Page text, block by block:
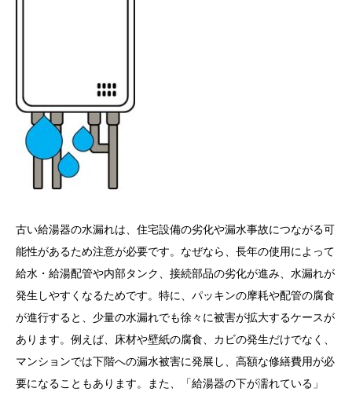
古い給湯器の水漏れは、住宅設備の劣化や漏水事故につながる可
能性があるため注意が必要です。なぜなら、長年の使用によって
給水・給湯配管や内部タンク、接続部品の劣化が進み、水漏れが
発生しやすくなるためです。特に、パッキンの摩耗や配管の腐食
が進行すると、少量の水漏れでも徐々に被害が拡大するケースが
あります。例えば、床材や壁紙の腐食、カビの発生だけでなく、
マンションでは下階への漏水被害に発展し、高額な修繕費用が必
要になることもあります。また、「給湯器の下が濡れている」